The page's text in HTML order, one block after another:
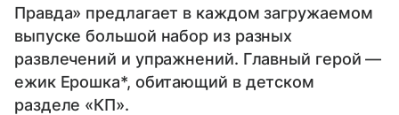
Правда» предлагает в каждом загружаемом
выпуске большой набор из разных
развлечений и упражнений. Главный герой —
ежик Ерошка*, обитающий в детском
разделе «КП».